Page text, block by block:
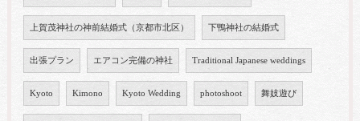
上賀茂神社の神前結婚式（京都市北区） 下鴨神社の結婚式
出張プラン エアコン完備の神社 Traditional Japanese weddings
Kyoto Kimono Kyoto Wedding photoshoot 舞妓遊び